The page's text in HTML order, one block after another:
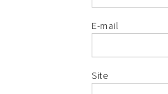
E-mail
Site